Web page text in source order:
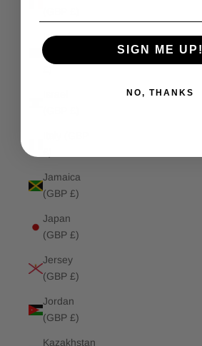
Isle of
Man (GBP
Jamaica
(GBP £)
Japan
(GBP £)
Jersey
(GBP £)
Jordan
(GBP £)
Kazakhstan
SIGN ME UP!
NO, THANKS